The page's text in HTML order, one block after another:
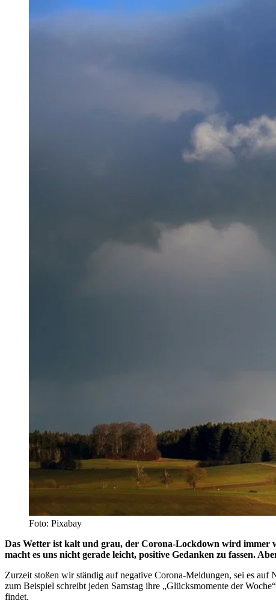
Foto: Pixabay
Das Wetter ist kalt und grau, der Corona-Lockdown wird immer
macht es uns nicht gerade leicht, positive Gedanken zu fassen.
Zurzeit stoßen wir ständig auf negative Corona-Meldungen, sei es
zum Beispiel schreibt jeden Samstag ihre „Glücksmomente der
findet.